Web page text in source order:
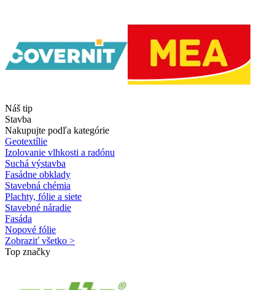
Náš tip
Stavba
Nakupujte podľa kategórie
Geotextílie
Izolovanie vlhkosti a radónu
Suchá výstavba
Fasádne obklady
Stavebná chémia
Plachty, fólie a siete
Stavebné náradie
Fasáda
Nopové fólie
Zobraziť všetko >
Top značky